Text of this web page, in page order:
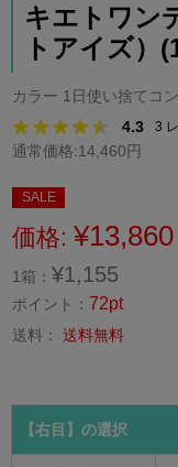
キエトワン
トアイズ）
カラー 1日使い捨てコ
4.3
3
通常価格:14,460円
SALE
価格: ¥13,860
1箱： ¥1,155
ポイント： 72pt
送料：送料無料
【右目】 の選択